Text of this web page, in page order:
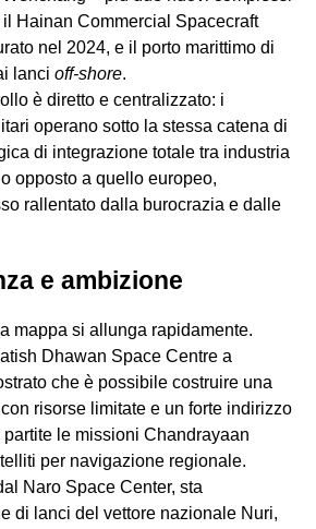
Hainan Commercial Spacecraft
nel 2024, e il porto marittimo di
lanci off-shore.
è diretto e centralizzato: i
operano sotto la stessa catena di
di integrazione totale tra industria
opposto a quello europeo,
rallentato dalla burocrazia e dalle
e ambizione
mappa si allunga rapidamente.
Dhawan Space Centre a
che è possibile costruire una
risorse limitate e un forte indirizzo
le missioni Chandrayaan
per navigazione regionale.
Naro Space Center, sta
di lanci del vettore nazionale Nuri,